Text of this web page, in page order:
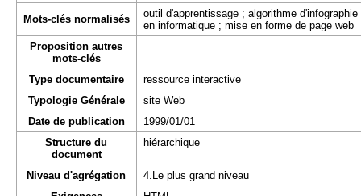
Mots-clés normalisés
outil d'apprentissage ; algorithme
en informatique ; mise en forme de page web
Proposition autres
mots-clés
Type documentaire
ressource interactive
Typologie Générale
site Web
Date de publication
1999/01/01
Structure du
document
hiérarchique
Niveau d'agrégation
4.Le plus grand niveau